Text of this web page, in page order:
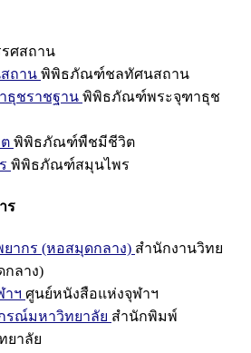
ศสถาน
ถาน พิพิธภัณฑ์ชลทัศนสถาน
ชราชฐาน พิพิธภัณฑ์พระจุฑาธุช
พิพิธภัณฑ์พืชมีชีวิต
พิพิธภัณฑ์สมุนไพร
ร
ากร (หอสมุดกลาง) สำนักงานวิทย
กลาง)
าฯ ศูนย์หนังสือแห่งจุฬาฯ
รณ์มหาวิทยาลัย สำนักพิมพ์
ยาลัย